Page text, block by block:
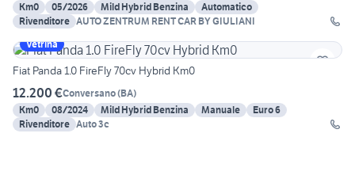
Km0
05/2026 Mild Hybrid Benzina
Automatico
Rivenditore AUTO ZENTRUM RENT CAR BY GIULIANI
Vetrina
Fiat Panda 1.0 FireFly 70cv Hybrid Km0
12.200 €Conversano(BA)
Km0
08/2024 Mild Hybrid Benzina Manuale
Euro 6
Rivenditore Auto 3c